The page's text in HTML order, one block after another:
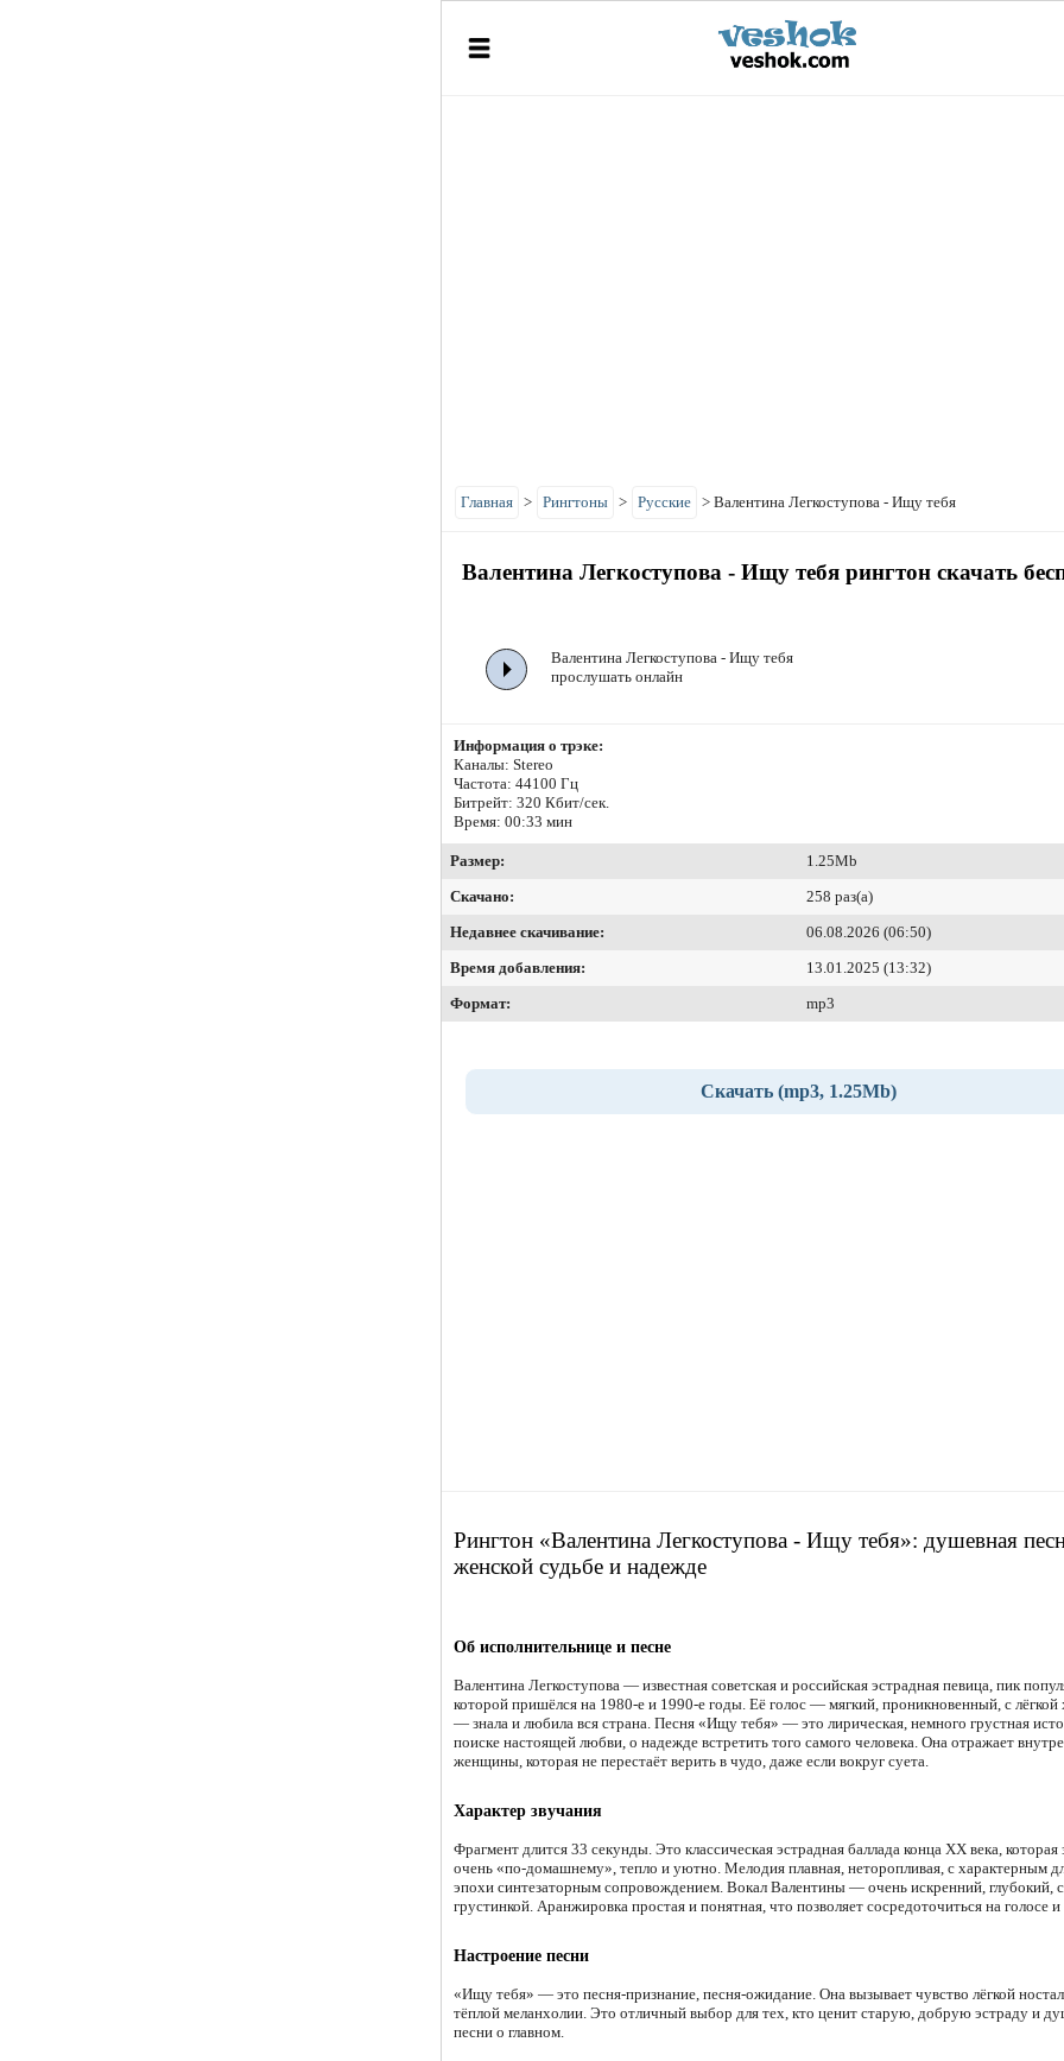
Главная > Рингтоны > Русские > Валентина Легкоступова - Ищу тебя
Валентина Легкоступова - Ищу тебя рингтон скачать
Валентина Легкоступова - Ищу тебя
прослушать онлайн
Информация о трэке:
Каналы: Stereo
Частота: 44100 Гц
Битрейт: 320 Кбит/сек.
Время: 00:33 мин
Размер:
1.25Mb
Скачано:
258 раз(а)
Недавнее скачивание:
06.08.2026 (06:50)
Время добавления:
13.01.2025 (13:32)
Формат:
mp3
Скачать (mp3, 1.25Mb)
Рингтон «Валентина Легкоступова - Ищу тебя»: душевная
женской судьбе и надежде
Об исполнительнице и песне
Валентина Легкоступова — известная советская и российская эстрадная певица, пик
которой пришёлся на 1980-е и 1990-е годы. Её голос — мягкий, проникновенный, с лёгкой
— знала и любила вся страна. Песня «Ищу тебя» — это лирическая, немного грустная
поиске настоящей любви, о надежде встретить того самого человека. Она отражает
женщины, которая не перестаёт верить в чудо, даже если вокруг суета.
Характер звучания
Фрагмент длится 33 секунды. Это классическая эстрадная баллада конца XX века, которая
очень «по-домашнему», тепло и уютно. Мелодия плавная, неторопливая, с характерным
эпохи синтезаторным сопровождением. Вокал Валентины — очень искренний, глубокий, с
грустинкой. Аранжировка простая и понятная, что позволяет сосредоточиться на голосе и
Настроение песни
«Ищу тебя» — это песня-признание, песня-ожидание. Она вызывает чувство лёгкой
тёплой меланхолии. Это отличный выбор для тех, кто ценит старую, добрую эстраду и
песни о главном.